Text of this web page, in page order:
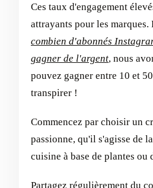
Ces taux d'engagement
attrayants pour les marques.
combien d'abonnés
gagner de l'argent, nous
pouvez gagner entre 10 et
transpirer !
Commencez par choisir un
passionne, qu'il s'agisse de
cuisine à base de plantes ou
Partagez régulièrement du